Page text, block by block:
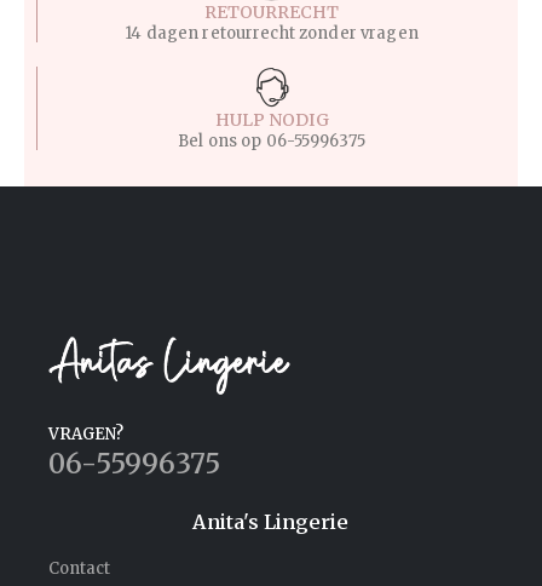
RETOURRECHT
14 dagen retourrecht zonder vragen
HULP NODIG
Bel ons op 06-55996375
VRAGEN?
06-55996375
Anita's Lingerie
Contact